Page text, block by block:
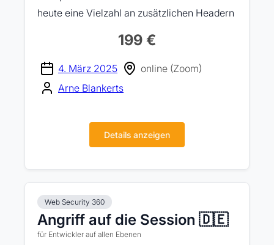
heute eine Vielzahl an zusätzlichen Headern
199 €
4. März 2025
online (Zoom)
Arne Blankerts
Details anzeigen
Web Security 360
Angriff auf die Session 🇩🇪
für Entwickler auf allen Ebenen